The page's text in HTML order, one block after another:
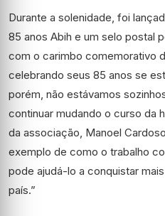
Durante a solenidade, foi
85 anos Abih e um selo postal
com o carimbo comemorativo
celebrando seus 85 anos se
porém, não estávamos
continuar mudando o curso da
da associação, Manoel
exemplo de como o trabalho
pode ajudá-lo a conquistar
país.”